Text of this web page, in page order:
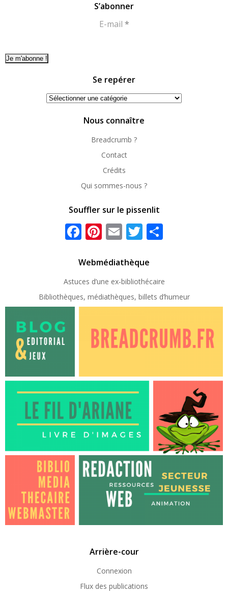
S’abonner
E-mail *
Se repérer
Se
Nous connaître
Breadcrumb ?
Contact
Crédits
Qui sommes-nous ?
Souffler sur le pissenlit
Facebook
Pinterest
EmailTwitter
Webmédiathèque
Astuces d’une ex-bibliothécaire
Bibliothèques, médiathèques, billets d’humeur
Arrière-cour
Connexion
Flux des publications